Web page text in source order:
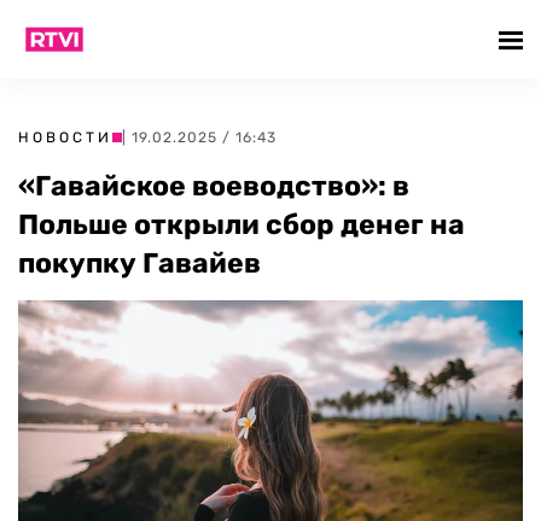
НОВОСТИ | 19.02.2025 / 16:43
«Гавайское воеводство»: в
Польше открыли сбор денег на
покупку Гавайев